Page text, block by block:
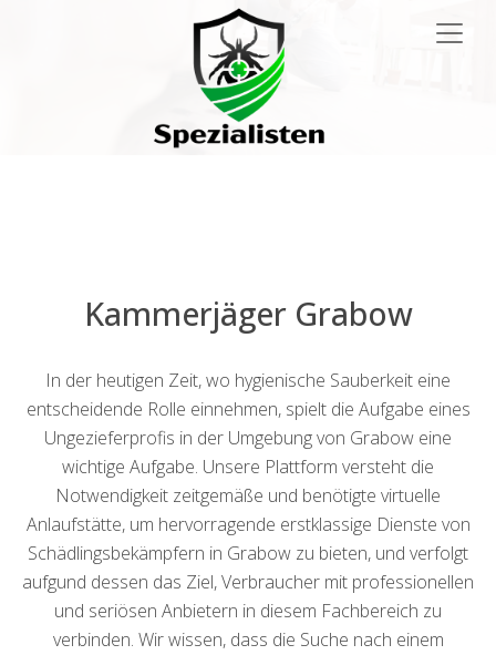
Kammerjäger Grabow
In der heutigen Zeit, wo hygienische Sauberkeit eine
entscheidende Rolle einnehmen, spielt die Aufgabe eines
Ungezieferprofis in der Umgebung von Grabow eine
wichtige Aufgabe. Unsere Plattform versteht die
Notwendigkeit zeitgemäße und benötigte virtuelle
Anlaufstätte, um hervorragende erstklassige Dienste von
Schädlingsbekämpfern in Grabow zu bieten, und verfolgt
aufgund dessen das Ziel, Verbraucher mit professionellen
und seriösen Anbietern in diesem Fachbereich zu
verbinden. Wir wissen, dass die Suche nach einem